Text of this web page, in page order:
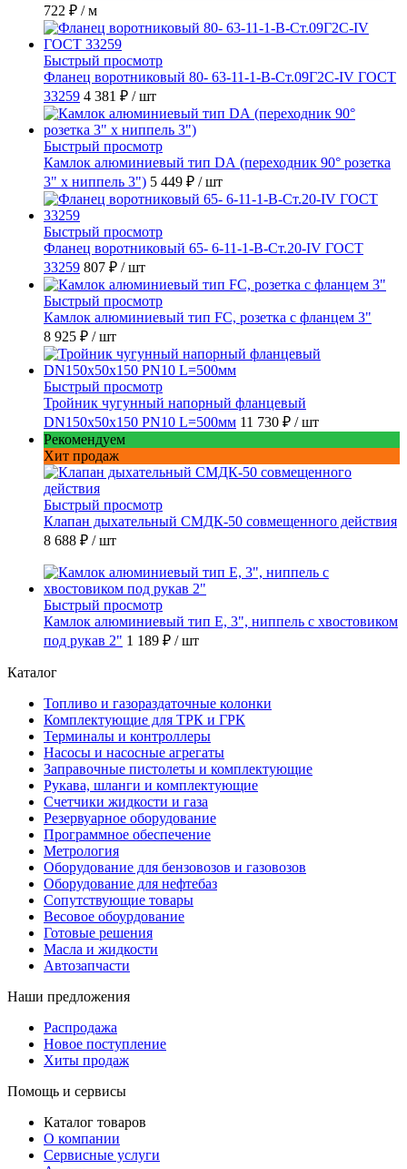
722 ₽ / м
Быстрый просмотр
Фланец воротниковый 80- 63-11-1-B-Ст.09Г2С-IV ГОСТ
33259 4 381 ₽ / шт
Быстрый просмотр
Камлок алюминиевый тип DА (переходник 90° розетка
3" х ниппель 3") 5 449 ₽ / шт
Быстрый просмотр
Фланец воротниковый 65- 6-11-1-B-Ст.20-IV ГОСТ
33259 807 ₽ / шт
Быстрый просмотр
Камлок алюминиевый тип FC, розетка с фланцем 3"
8 925 ₽ / шт
Быстрый просмотр
Тройник чугунный напорный фланцевый
DN150х50х150 PN10 L=500мм 11 730 ₽ / шт
Рекомендуем
Хит продаж
Быстрый просмотр
Клапан дыхательный СМДК-50 совмещенного действия
8 688 ₽ / шт
Быстрый просмотр
Камлок алюминиевый тип E, 3", ниппель с хвостовиком
под рукав 2" 1 189 ₽ / шт
Каталог
Топливо и газораздаточные колонки
Комплектующие для ТРК и ГРК
Терминалы и контроллеры
Насосы и насосные агрегаты
Заправочные пистолеты и комплектующие
Рукава, шланги и комплектующие
Счетчики жидкости и газа
Резервуарное оборудование
Программное обеспечение
Метрология
Оборудование для бензовозов и газовозов
Оборудование для нефтебаз
Сопутствующие товары
Весовое обоурдование
Готовые решения
Масла и жидкости
Автозапчасти
Наши предложения
Распродажа
Новое поступление
Хиты продаж
Помощь и сервисы
Каталог товаров
О компании
Сервисные услуги